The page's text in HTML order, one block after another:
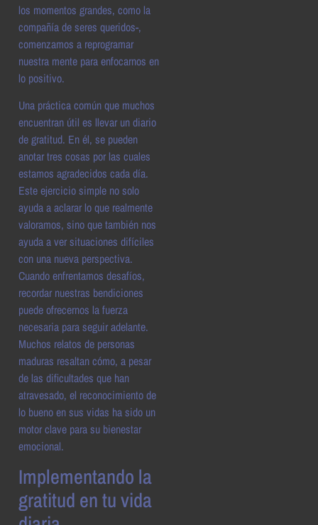
los momentos grandes, como la
compañía de seres queridos-,
comenzamos a reprogramar
nuestra mente para enfocarnos en
lo positivo.
Una práctica común que muchos
encuentran útil es llevar un diario
de gratitud. En él, se pueden
anotar tres cosas por las cuales
estamos agradecidos cada día.
Este ejercicio simple no solo
ayuda a aclarar lo que realmente
valoramos, sino que también nos
ayuda a ver situaciones difíciles
con una nueva perspectiva.
Cuando enfrentamos desafíos,
recordar nuestras bendiciones
puede ofrecernos la fuerza
necesaria para seguir adelante.
Muchos relatos de personas
maduras resaltan cómo, a pesar
de las dificultades que han
atravesado, el reconocimiento de
lo bueno en sus vidas ha sido un
motor clave para su bienestar
emocional.
Implementando la
gratitud en tu vida